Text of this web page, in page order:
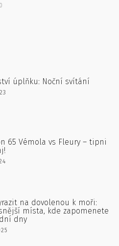
úplňku: Noční svítání
65 Vémola vs Fleury – tipni
na dovolenou k moři:
místa, kde zapomenete
dny